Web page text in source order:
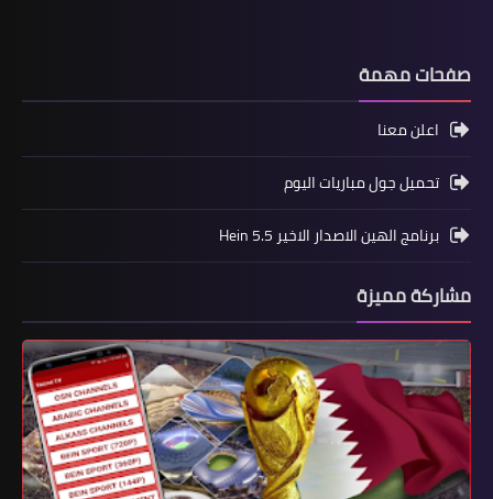
صفحات مهمة
اعلن معنا
تحميل جول مباريات اليوم
برنامج الهين الاصدار الاخير Hein 5.5
مشاركة مميزة